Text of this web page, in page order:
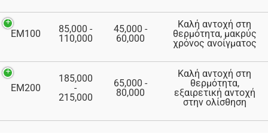
EM100
85,000 -
110,000
45,000 -
60,000
Καλή αντοχή στη
θερμότητα, μακρύς
χρόνος ανοίγματος
EM200
185,000
-
215,000
65,000 -
80,000
Καλή αντοχή στη
θερμότητα,
εξαιρετική αντοχή
στην ολίσθηση